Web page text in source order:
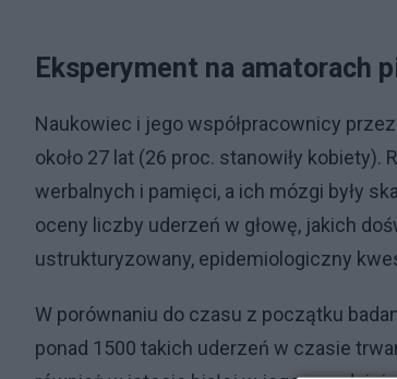
Eksperyment na amatorach
Naukowiec i jego współpracownicy
około 27 lat (26 proc. stanowiły
werbalnych i pamięci, a ich mózgi były
oceny liczby uderzeń w głowę, jakich
ustrukturyzowany, epidemiologiczny
W porównaniu do czasu z początku
ponad 1500 takich uderzeń w czasie